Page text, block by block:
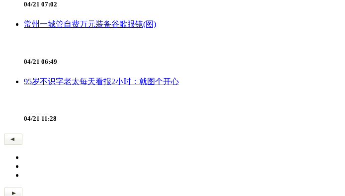
04/21 07:02
常州一城管自费万元装备谷歌眼镜(图)
04/21 06:49
95岁不识字老太每天看报2小时：就图个开心
04/21 11:28